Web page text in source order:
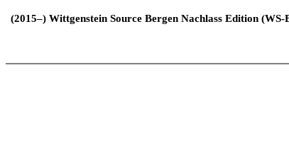
(2015–) Wittgenstein Source Bergen Nachlass Edition